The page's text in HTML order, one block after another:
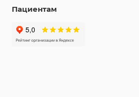
Пациентам